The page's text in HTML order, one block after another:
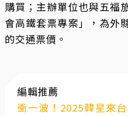
購買；主辦單位也與五福
會高鐵套票專案」，為外
的交通票價。
編輯推薦
衝一波！2025韓星來